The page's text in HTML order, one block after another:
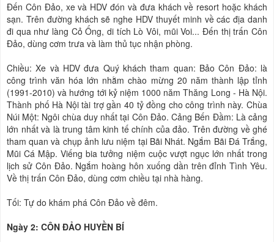
Đến Côn Đảo, xe và HDV đón và đưa khách về resort hoặc khách
sạn. Trên đường khách sẽ nghe HDV thuyết minh về các địa danh
đi qua như làng Cỏ Ống, di tích Lò Vôi, mũi Voi... Đến thị trấn Côn
Đảo, dùng cơm trưa và làm thủ tục nhận phòng.
Chiều: Xe và HDV đưa Quý khách tham quan: Bảo Côn Đảo: là
công trình văn hóa lớn nhằm chào mừng 20 năm thành lập tỉnh
(1991-2010) và hướng tới kỷ niệm 1000 năm Thăng Long - Hà Nội.
Thành phố Hà Nội tài trợ gần 40 tỷ đồng cho công trình này. Chùa
Núi Một: Ngôi chùa duy nhất tại Côn Đảo. Cảng Bến Đầm: Là cảng
lớn nhất và là trung tâm kinh tế chính của đảo. Trên đường về ghé
tham quan và chụp ảnh lưu niệm tại Bãi Nhát. Ngắm Bãi Đá Trắng,
Mũi Cá Mập. Viếng bia tưởng niệm cuộc vượt ngục lớn nhất trong
lịch sử Côn Đảo. Ngắm hoàng hôn xuống dần trên đỉnh Tình Yêu.
Về thị trấn Côn Đảo, dùng cơm chiều tại nhà hàng.
Tối: Tự do khám phá Côn Đảo về đêm.
Ngày 2: CÔN ĐẢO HUYỀN BÍ